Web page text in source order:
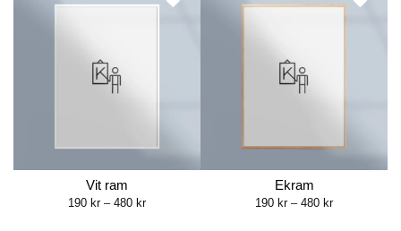
Vit ram
190 kr – 480 krPrice
Ekram
190 kr – 480 krPrice